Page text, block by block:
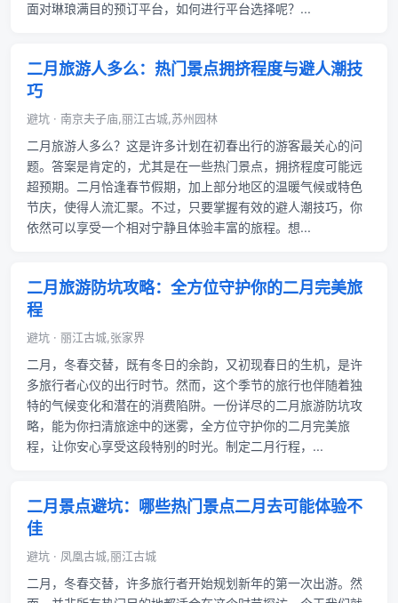
面对琳琅满目的预订平台，如何进行平台选择呢？...
二月旅游人多么：热门景点拥挤程度与避人潮技
巧
避坑 · 南京夫子庙,丽江古城,苏州园林
二月旅游人多么？这是许多计划在初春出行的游客最关心的问
题。答案是肯定的，尤其是在一些热门景点，拥挤程度可能远
超预期。二月恰逢春节假期，加上部分地区的温暖气候或特色
节庆，使得人流汇聚。不过，只要掌握有效的避人潮技巧，你
依然可以享受一个相对宁静且体验丰富的旅程。想...
二月旅游防坑攻略：全方位守护你的二月完美旅
程
避坑 · 丽江古城,张家界
二月，冬春交替，既有冬日的余韵，又初现春日的生机，是许
多旅行者心仪的出行时节。然而，这个季节的旅行也伴随着独
特的气候变化和潜在的消费陷阱。一份详尽的二月旅游防坑攻
略，能为你扫清旅途中的迷雾，全方位守护你的二月完美旅
程，让你安心享受这段特别的时光。制定二月行程，...
二月景点避坑：哪些热门景点二月去可能体验不
佳
避坑 · 凤凰古城,丽江古城
二月，冬春交替，许多旅行者开始规划新年的第一次出游。然